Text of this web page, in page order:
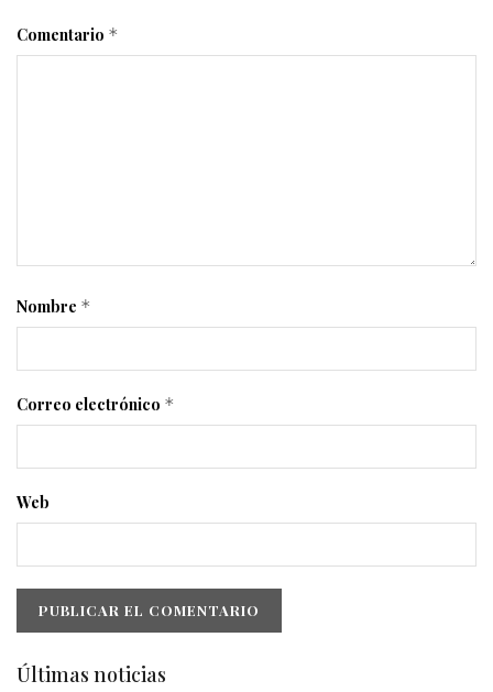
Comentario *
Nombre *
Correo electrónico *
Web
Últimas noticias